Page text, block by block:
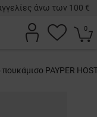
άνω των 100 €
0
PAYPER